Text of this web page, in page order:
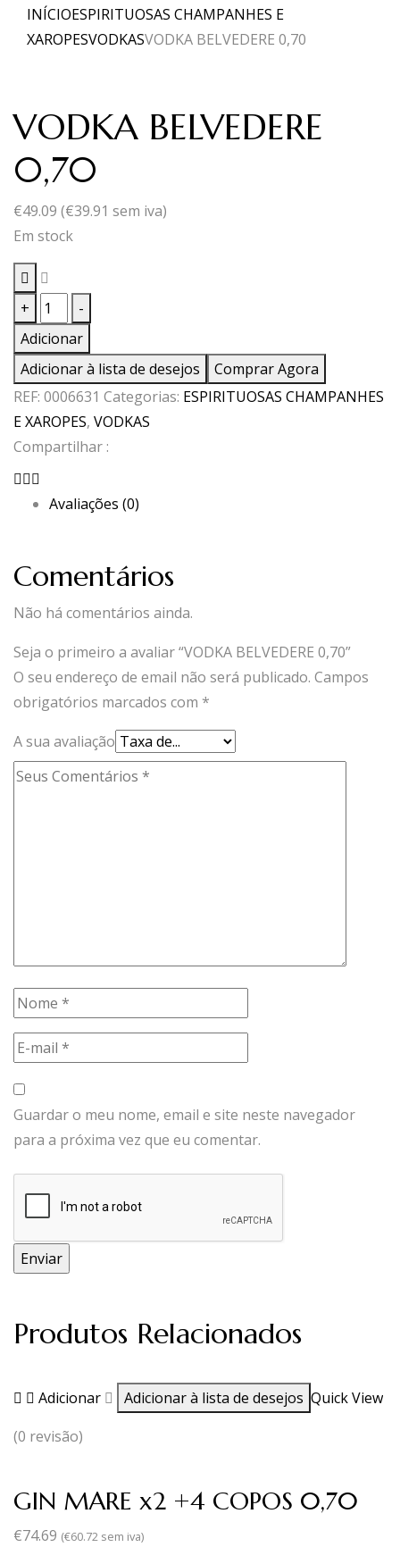
INÍCIOESPIRITUOSAS CHAMPANHES E
XAROPESVODKASVODKA BELVEDERE 0,70
VODKA BELVEDERE
0,70
€49.09 (€39.91 sem iva)
Em stock
+
Quantidade
de
VODKA
BELVEDERE
0,70
-
Adicionar
Adicionar à lista de desejos
Comprar Agora
REF: 0006631 Categorias: ESPIRITUOSAS CHAMPANHES
E XAROPES, VODKAS
Compartilhar :
Avaliações (0)
Comentários
Não há comentários ainda.
Seja o primeiro a avaliar “VODKA BELVEDERE 0,70”
O seu endereço de email não será publicado. Campos
obrigatórios marcados com *
A sua avaliação
Guardar o meu nome, email e site neste navegador
para a próxima vez que eu comentar.
Produtos Relacionados
Adicionar Adicionar à lista de desejos Quick View
(0 revisão)
GIN MARE x2 +4 COPOS 0,70
€74.69 (€60.72 sem iva)